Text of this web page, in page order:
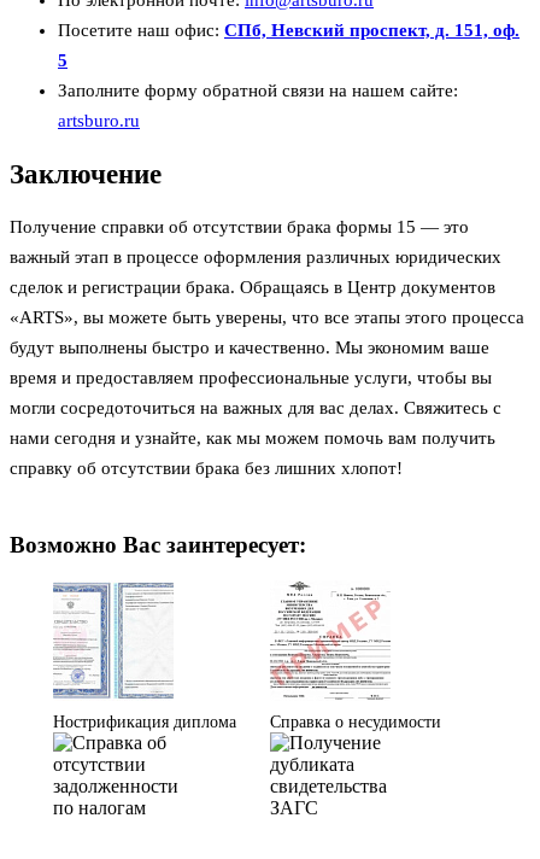
Посетите наш офис: СПб, Невский проспект, д. 151, оф.
5
Заполните форму обратной связи на нашем сайте:
artsburo.ru
Заключение
Получение справки об отсутствии брака формы 15 — это
важный этап в процессе оформления различных юридических
сделок и регистрации брака. Обращаясь в Центр документов
«ARTS», вы можете быть уверены, что все этапы этого процесса
будут выполнены быстро и качественно. Мы экономим ваше
время и предоставляем профессиональные услуги, чтобы вы
могли сосредоточиться на важных для вас делах. Свяжитесь с
нами сегодня и узнайте, как мы можем помочь вам получить
справку об отсутствии брака без лишних хлопот!
Возможно Вас заинтересует:
Нострификация диплома Справка о несудимости